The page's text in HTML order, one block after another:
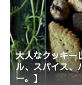
大人なクッキー
ル、スパイス、
ー。】